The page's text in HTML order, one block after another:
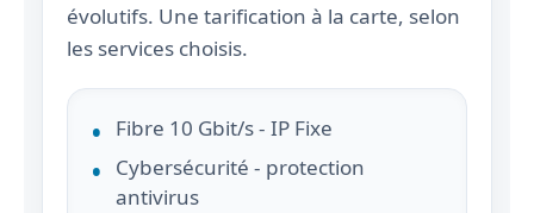
évolutifs. Une tarification à la carte, selon
les services choisis.
Fibre 10 Gbit/s - IP Fixe
Cybersécurité - protection
antivirus